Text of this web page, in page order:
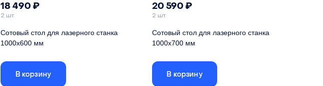
18 490₽
2 шт.
Сотовый стол для лазерного станка
1000х600 мм
Габариты стола указаны по внешней рамке,
размер ячеистого поля - 956х556
В корзину
20 590₽
2 шт.
Сотовый стол для лазерного станка
1000х700 мм
Габариты стола указаны по внешней рамке,
размер ячеистого поля - 956х656
В корзину